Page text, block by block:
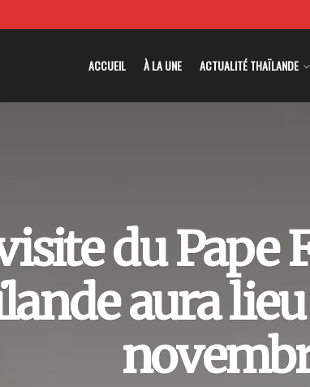
ACCUEIL À LA UNE ACTUALITÉ THAÏLANDE
du Pape
aura